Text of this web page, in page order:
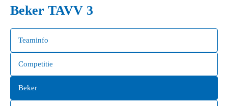
Beker TAVV 3
Teaminfo
Competitie
Beker